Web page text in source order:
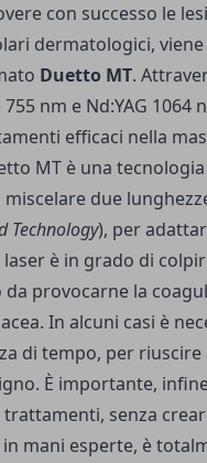
con successo le
dermatologici,
Duetto MT.
nm e Nd:YAG 1064
efficaci nella
MT è una
due
Technology), per
è in grado di
provocarne la
In alcuni casi è
di tempo, per riuscire
È importante,
senza
mani esperte, è